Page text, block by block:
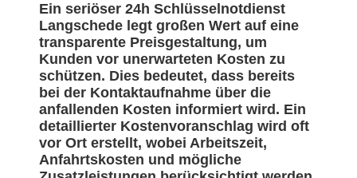
Ein seriöser 24h Schlüsselnotdienst
Langschede legt großen Wert auf eine
transparente Preisgestaltung, um
Kunden vor unerwarteten Kosten zu
schützen. Dies bedeutet, dass bereits
bei der Kontaktaufnahme über die
anfallenden Kosten informiert wird. Ein
detaillierter Kostenvoranschlag wird oft
vor Ort erstellt, wobei Arbeitszeit,
Anfahrtskosten und mögliche